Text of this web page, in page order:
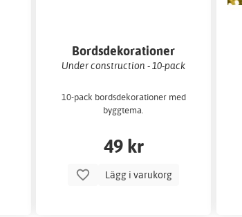
Bordsdekorationer
Under construction - 10-pack
10-pack bordsdekorationer med
byggtema.
49 kr
Lägg i varukorg